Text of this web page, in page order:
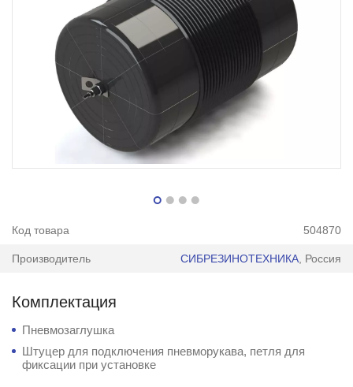
Код товара 504870
Производитель СИБРЕЗИНОТЕХНИКА , Россия
Комплектация
Пневмозаглушка
Штуцер для подключения пневморукава, петля для
фиксации при установке